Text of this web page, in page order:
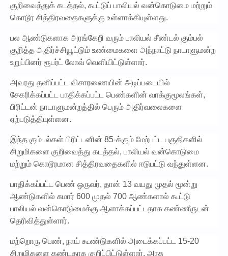
குறிவைத்துக் கடத்தல், கூட்டுப் பாலியல் வன்கொடுமை மற்றும்
கொடூர சித்திரவதைகளுக்கு உள்ளாக்கியுள்ளது.
பல ஆண்டுகளாக அரங்கேறி வரும் பாலியல் சீண்டல் கும்பல்
குறித்த அதிர்ச்சியூட்டும் உண்மைகளை அந்நாட்டு நாடாளுமன்ற
உறுப்பினர் ரூபர்ட் லோவ் வெளியிட்டுள்ளார்.
அவரது தனிப்பட்ட விசாரணையின் அடிப்படையில்
சேகரிக்கப்பட்ட பாதிக்கப்பட்ட பெண்களின் வாக்குமூலங்கள்,
பிரிட்டன் நாடாளுமன்றத்தில் பெரும் அதிர்வலைகளை
ஏற்படுத்தியுள்ளன.
இந்த கும்பல்கள் பிரிட்டனின் 85-க்கும் மேற்பட்ட பகுதிகளில்
சிறுமிகளை குறிவைத்து கடத்தல், பாலியல் வன்கொடுமை
மற்றும் கொடூரமான சித்திரவதைகளில் ஈடுபட்டு வந்துள்ளன.
பாதிக்கப்பட்ட பெண் ஒருவர், தான் 13 வயது முதல் மூன்று
ஆண்டுகளில் சுமார் 600 முதல் 700 ஆண்களால் கூட்டு
பாலியல் வன்கொடுமைக்கு ஆளாக்கப்பட்டதாக கண்ணீருடன்
தெரிவித்துள்ளார்.
மற்றொரு பெண், நாய் கூண்டுகளில் அடைக்கப்பட்ட 15-20
சிறுமிகளை கண்டதாக குறிப்பிட்டுள்ளார். அரசு